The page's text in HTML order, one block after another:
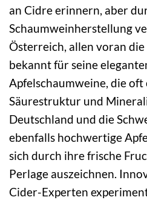
an Cidre erinnern, aber
Schaumweinherstellung
Österreich, allen voran
bekannt für seine
Apfelschaumweine, die
Säurestruktur und
Deutschland und die
ebenfalls hochwertige
sich durch ihre frische
Perlage auszeichnen.
Cider-Experten